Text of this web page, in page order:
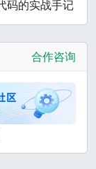
码的实战手记
合作咨询